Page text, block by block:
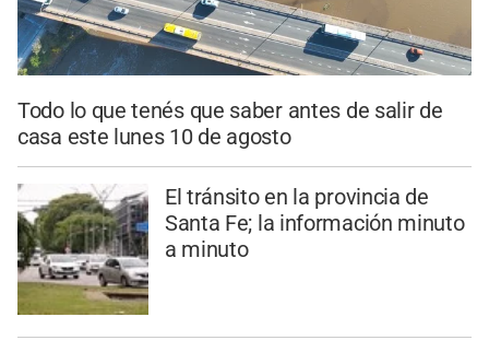
Todo lo que tenés que saber antes de salir de
casa este lunes 10 de agosto
El tránsito en la provincia de
Santa Fe; la información minuto
a minuto